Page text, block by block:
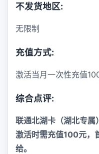
不发货地区:
无限制
充值方式:
激活当月一次性充值
综合点评:
联通北湖卡（湖北专属
激活时需充值100元，
给。